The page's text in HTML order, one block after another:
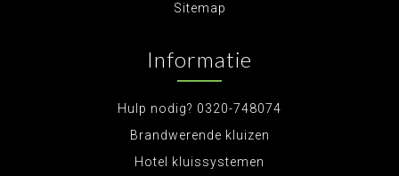
Sitemap
Informatie
Hulp nodig? 0320-748074
Brandwerende kluizen
Hotel kluissystemen